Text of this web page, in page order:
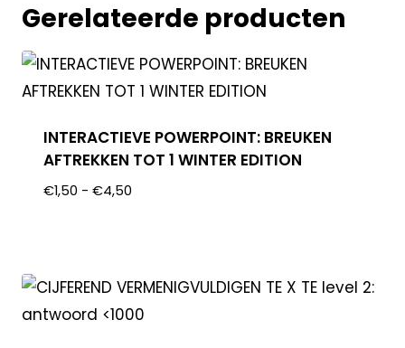
Gerelateerde producten
INTERACTIEVE POWERPOINT: BREUKEN
AFTREKKEN TOT 1 WINTER EDITION
€1,50 - €4,50